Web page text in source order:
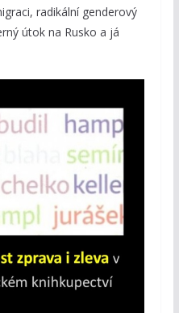
radikální genderový
útok na Rusko a já